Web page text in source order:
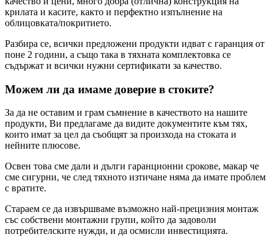
крилата и касите, както и перфектно изпълнение на
облицовката/покритието.
Разбира се, всички предложени продукти идват с гаранция от
поне 2 години, а също така в тяхната комплектовка се
съдържат и всички нужни сертификати за качество.
Можем ли да имаме доверие в стоките?
За да не оставим и грам съмнение в качеството на нашите
продукти, Ви предлагаме да видите документите към тях,
които имат за цел да съобщят за произхода на стоката и
нейните плюсове.
Освен това сме дали и дълги гаранционни срокове, макар че
сме сигурни, че след тяхното изтичане няма да имате проблем
с вратите.
Стараем се да извършваме възможно най-прецизния монтаж
със собствени монтажни групи, който да задоволи
потребителските нужди, и да осмисли инвестицията.